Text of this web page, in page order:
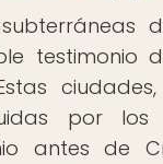
testimonio
por
antes de